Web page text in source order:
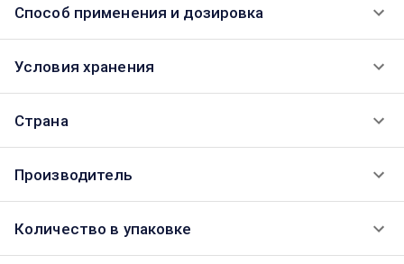
Способ применения и дозировка
Условия хранения
Страна
Производитель
Количество в упаковке